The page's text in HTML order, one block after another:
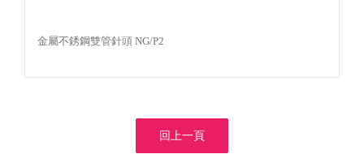
金屬不銹鋼雙管針頭 NG/P2
回上一頁